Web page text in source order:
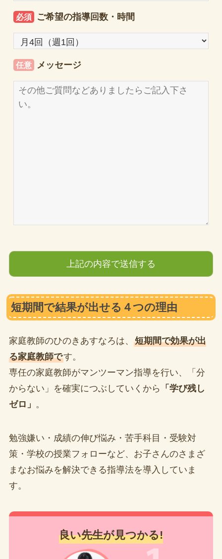
必須 ご希望の指導回数・時間
任意 メッセージ
短期間で結果が出せる４つの理由
家庭教師のひのきあすなろは、 短期間で効果が出
る家庭教師です。
専任の家庭教師がマンツーマン指導を行い、「分
からない」を確実につぶしていくから
「学び残し
ゼロ」 。
勉強嫌い・成績の伸び悩み・苦手科目・受験対
策・学校の授業フォローなど、お子さんのさまざ
まなお悩みを解決できる指導法を導入していま
す。
良い先生が見つかる!